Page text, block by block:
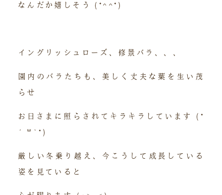
なんだか嬉しそう (*^^*)
イングリッシュローズ、修景バラ、、、
園内のバラたちも、美しく丈夫な葉を生い茂
らせ
お日さまに照らされてキラキラしています (*
´꒳`*)
厳しい冬乗り越え、今こうして成長している
姿を見ていると